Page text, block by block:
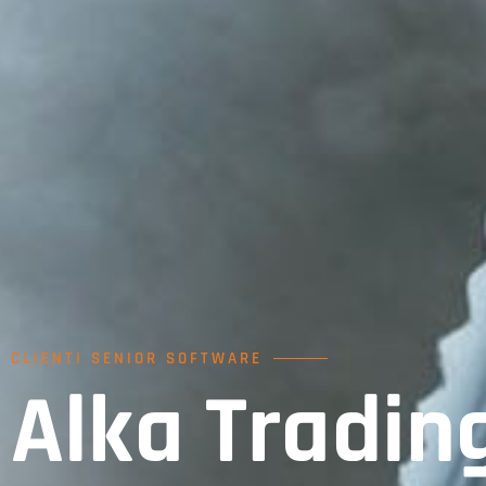
CLIENTI SENIOR SOFTWARE
Alka